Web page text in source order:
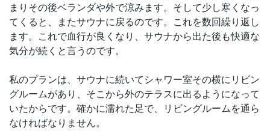
まりその後ベランダや外で涼みます。そして少し寒くなっ
てくると、またサウナに戻るのです。これを数回繰り返し
ます。これで血行が良くなり、サウナから出た後も快適な
気分が続くと言うのです。
私のプランは、サウナに続いてシャワー室その横にリビン
グルームがあり、そこから外のテラスに出るようになって
いたからです。確かに濡れた足で、リビングルームを通ら
なければなりません。